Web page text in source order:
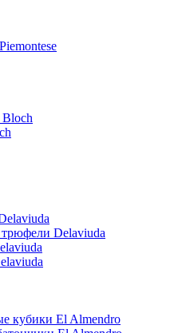
Bloch
Delaviuda
кубики El Almendro